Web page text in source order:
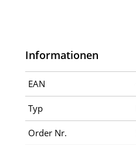
Informationen
EAN
Typ
Order Nr.